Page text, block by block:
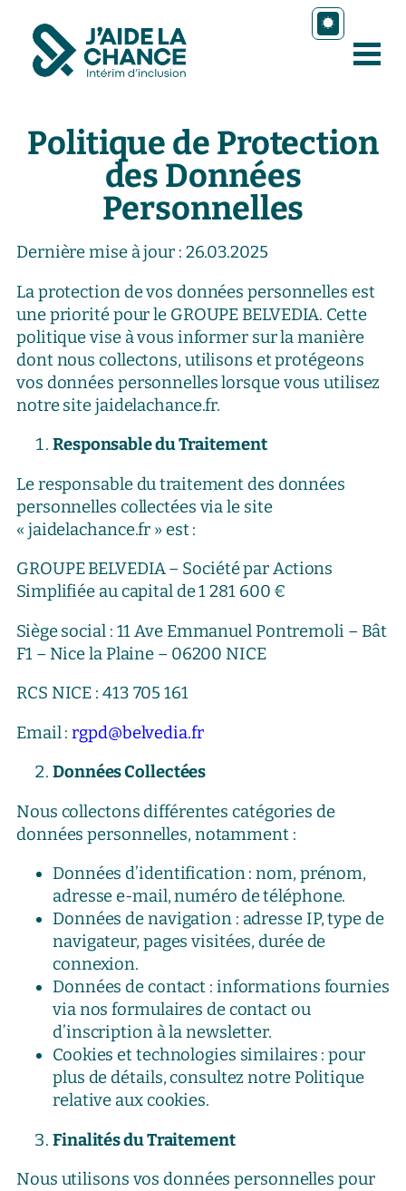
Politique de Protection
des Données
Personnelles
Dernière mise à jour : 26.03.2025
La protection de vos données personnelles est
une priorité pour le GROUPE BELVEDIA. Cette
politique vise à vous informer sur la manière
dont nous collectons, utilisons et protégeons
vos données personnelles lorsque vous utilisez
notre site jaidelachance.fr.
Responsable du Traitement
Le responsable du traitement des données
personnelles collectées via le site
« jaidelachance.fr » est :
GROUPE BELVEDIA – Société par Actions
Simplifiée au capital de 1 281 600 €
Siège social : 11 Ave Emmanuel Pontremoli – Bât
F1 – Nice la Plaine – 06200 NICE
RCS NICE : 413 705 161
Email :rgpd@belvedia.fr
Données Collectées
Nous collectons différentes catégories de
données personnelles, notamment :
Données d’identification : nom, prénom,
adresse e-mail, numéro de téléphone.
Données de navigation : adresse IP, type de
navigateur, pages visitées, durée de
connexion.
Données de contact : informations fournies
via nos formulaires de contact ou
d’inscription à la newsletter.
Cookies et technologies similaires : pour
plus de détails, consultez notre Politique
relative aux cookies.
Finalités du Traitement
Nous utilisons vos données personnelles pour